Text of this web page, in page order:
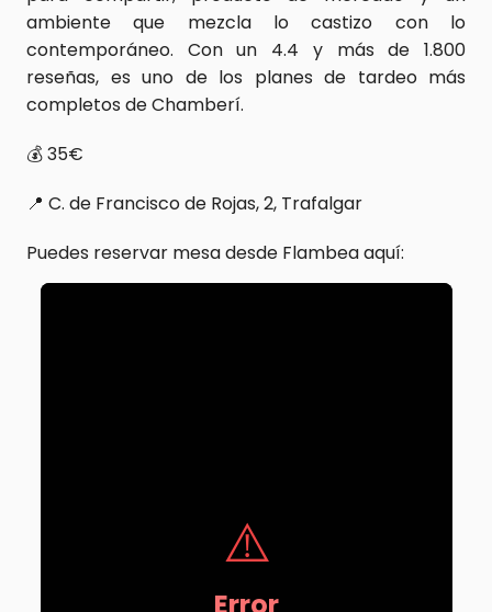
ambiente que mezcla lo castizo con lo
contemporáneo. Con un 4.4 y más de 1.800
reseñas, es uno de los planes de tardeo más
completos de Chamberí.
💰 35€
📍 C. de Francisco de Rojas, 2, Trafalgar
Puedes reservar mesa desde Flambea aquí: